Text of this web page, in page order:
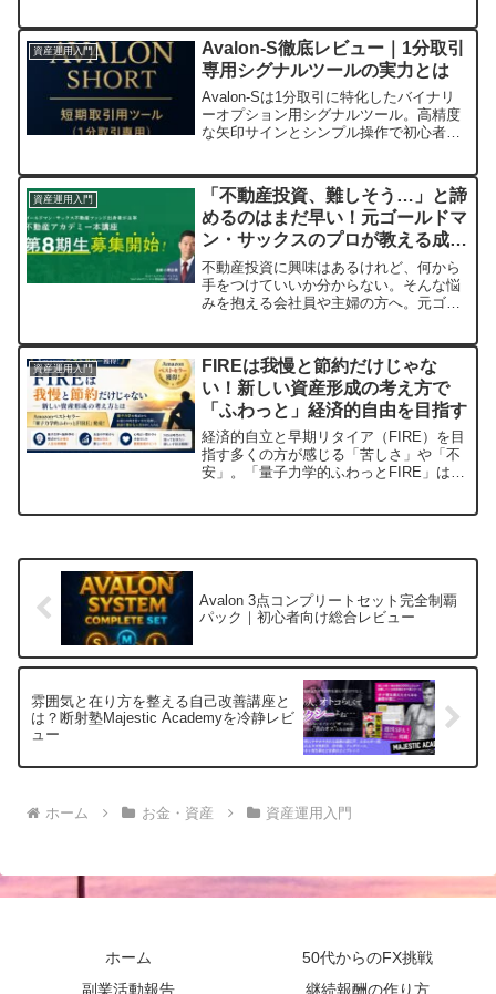
合い方をわかりやすく解説します。
資産運用入門
Avalon-S徹底レビュー｜1分取引
専用シグナルツールの実力とは
Avalon-Sは1分取引に特化したバイナリ
ーオプション用シグナルツール。高精度
な矢印サインとシンプル操作で初心者に
く解説します。
資産運用入門
「不動産投資、難しそう…」と諦
めるのはまだ早い！元ゴールドマ
ン・サックスのプロが教える成功
の秘訣
不動産投資に興味はあるけれど、何から
手をつけていいか分からない。そんな悩
みを抱える会社員や主婦の方へ。元ゴー
募集を開始しました。累計500人以上の
受講生が学んだ実践的なノウハウで、あ
なたも資産形成の道を歩み始めません
か？
資産運用入門
FIREは我慢と節約だけじゃな
い！新しい資産形成の考え方で
「ふわっと」経済的自由を目指す
経済的自立と早期リタイア（FIRE）を目
指す多くの方が感じる「苦しさ」や「不
安」。「量子力学的ふわっとFIRE」は、
ントをご紹介します。
Avalon 3点コンプリートセット完全制覇
パック｜初心者向け総合レビュー
雰囲気と在り方を整える自己改善講座と
は？断射塾Majestic Academyを冷静レビ
ュー
ホーム お金・資産 資産運用入門
ホーム
50代からのFX挑戦
副業活動報告
継続報酬の作り方